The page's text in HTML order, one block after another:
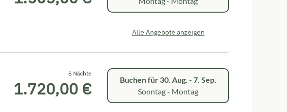
Alle Angebote anzeigen
8 Nächte
1.720,00 € Buchen für 30. Aug. - 7. Sep.
Sonntag - Montag